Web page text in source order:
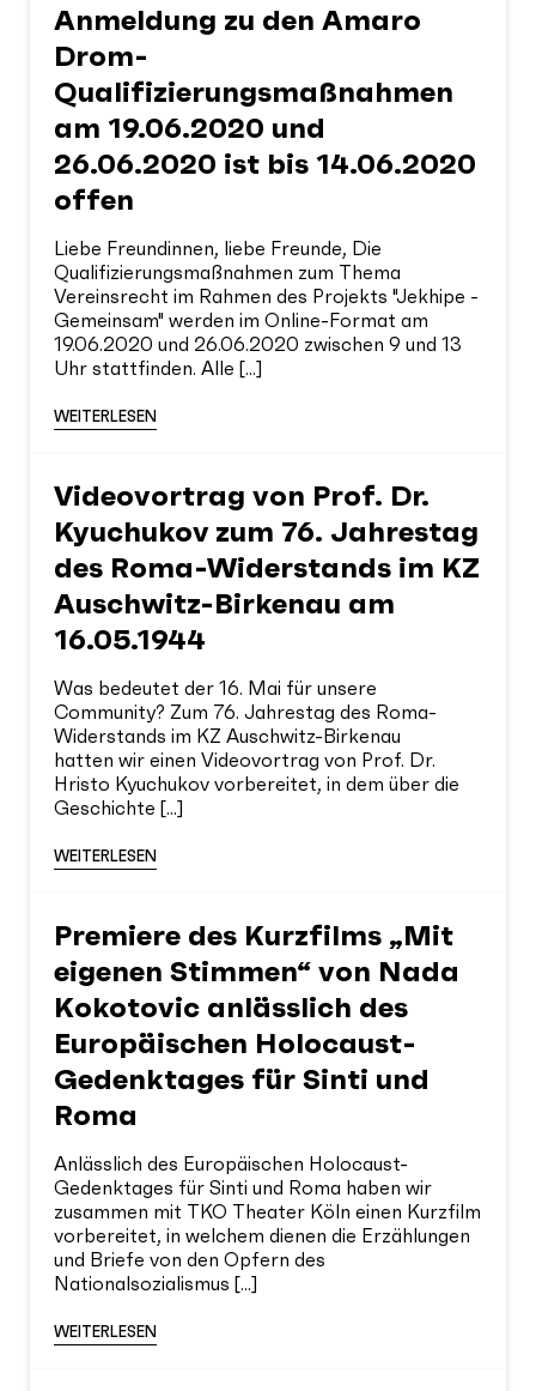
Anmeldung zu den Amaro
Drom-
Qualifizierungsmaßnahmen
am 19.06.2020 und
26.06.2020 ist bis 14.06.2020
offen
Liebe Freundinnen, liebe Freunde, Die
Qualifizierungsmaßnahmen zum Thema
Vereinsrecht im Rahmen des Projekts "Jekhipe -
Gemeinsam" werden im Online-Format am
19.06.2020 und 26.06.2020 zwischen 9 und 13
Uhr stattfinden. Alle [...]
WEITERLESEN
Videovortrag von Prof. Dr.
Kyuchukov zum 76. Jahrestag
des Roma-Widerstands im KZ
Auschwitz-Birkenau am
16.05.1944
Was bedeutet der 16. Mai für unsere
Community? Zum 76. Jahrestag des Roma-
Widerstands im KZ Auschwitz-Birkenau
hatten wir einen Videovortrag von Prof. Dr.
Hristo Kyuchukov vorbereitet, in dem über die
Geschichte [...]
WEITERLESEN
Premiere des Kurzfilms „Mit
eigenen Stimmen“ von Nada
Kokotovic anlässlich des
Europäischen Holocaust-
Gedenktages für Sinti und
Roma
Anlässlich des Europäischen Holocaust-
Gedenktages für Sinti und Roma haben wir
zusammen mit TKO Theater Köln einen Kurzfilm
vorbereitet, in welchem dienen die Erzählungen
und Briefe von den Opfern des
Nationalsozialismus [...]
WEITERLESEN